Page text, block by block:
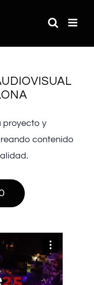
proyecto y
contenido